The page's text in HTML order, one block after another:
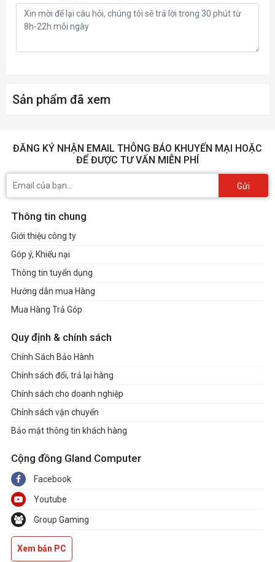
Sản phẩm đã xem
ĐĂNG KÝ NHẬN EMAIL THÔNG BÁO KHUYẾN MẠI HOẶC
ĐỂ ĐƯỢC TƯ VẤN MIỄN PHÍ
Gửi
Thông tin chung
Giới thiệu công ty
Góp ý, Khiếu nại
Thông tin tuyển dụng
Hướng dẫn mua Hàng
Mua Hàng Trả Góp
Quy định & chính sách
Chính Sách Bảo Hành
Chính sách đổi, trả lại hàng
Chính sách cho doanh nghiệp
Chính sách vận chuyển
Bảo mật thông tin khách hàng
Cộng đồng Gland Computer
Facebook
Youtube
Group Gaming
Xem bản PC